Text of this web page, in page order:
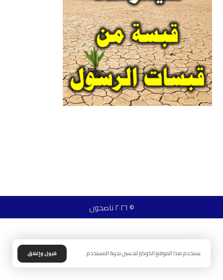
© ٢٠٢٦ ناصحون
يستخدم هذا الموقع الكوكيز لتحسين تجربة المستخدم. قبول وإغلاق